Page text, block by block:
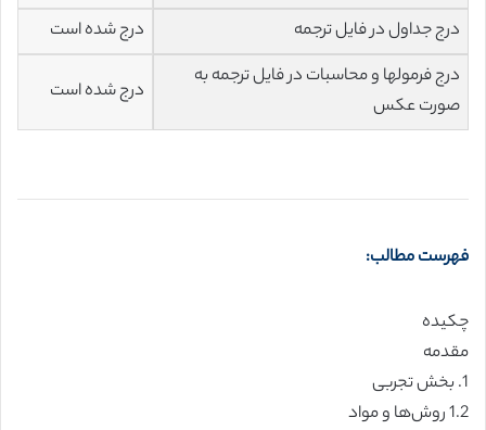
درج جداول در فایل ترجمه
درج شده است
درج فرمولها و محاسبات در فایل ترجمه به
صورت عکس
درج شده است
فهرست مطالب:
چکیده
مقدمه
1. بخش تجربی
1.2 روش‌ها و مواد